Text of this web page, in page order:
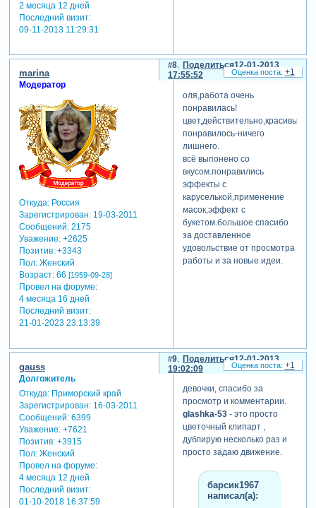
2 месяца 12 дней
Последний визит:
09-11-2013 11:29:31
Поделиться
8
12-01-2013
17:55:52
marina
Модератор
Откуда:Россия
Зарегистрирован: 19-03-2011
Сообщений:2175
Уважение: +2625
Позитив: +3343
Пол:Женский
Возраст:66 [1959-09-28]
Провел на форуме:
4 месяца 16 дней
Последний визит:
21-01-2023 23:13:39
оля,работа очень
понравилась!
понравилось-ничего
лишнего.
всё выпонено со
вкусом.понравились
эффекты с
каруселькой,применение
масок,эффект с
букетом.большое спасибо
за доставленное
удовольствие от просмотра
работы и за новые идеи.
+1
Поделиться
9
12-01-2013
19:02:09
gauss
Долгожитель
Откуда:Приморский край
Зарегистрирован: 16-03-2011
Сообщений:6399
Уважение: +7621
Позитив: +3915
Пол:Женский
Провел на форуме:
4 месяца 12 дней
Последний визит:
01-10-2018 16:37:59
девочки, спасибо за
просмотр и комментарии.
glashka-53- это просто
цветочный клипарт ,
дублирую несколько раз и
просто задаю движение.
барсик1967
написал(а):
+1